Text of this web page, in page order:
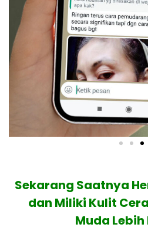
Sekarang Saatnya
dan Miliki Kulit
Muda Lebih